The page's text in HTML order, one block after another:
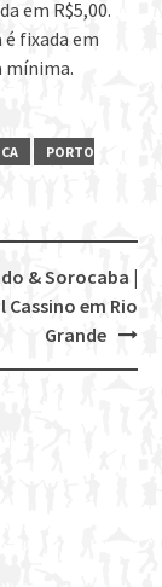
em R$5,00.
fixada em
mínima.
PORTO
& Sorocaba |
Cassino em Rio
Grande